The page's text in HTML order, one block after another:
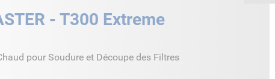
- T300 Extreme
pour Soudure et Découpe des Filtres